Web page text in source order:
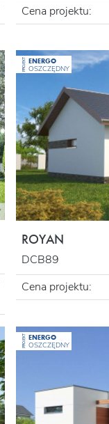
Cena projektu:
PROJEKT ENERGO
OSZCZĘDNY
ROYAN
DCB89
Cena projektu:
PROJEKT ENERGO
OSZCZĘDNY